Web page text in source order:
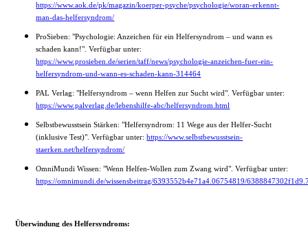
https://www.aok.de/pk/magazin/koerper-psyche/psychologie/woran-erkennt-
man-das-helfersyndrom/
ProSieben: "Psychologie: Anzeichen für ein Helfersyndrom – und wann es
schaden kann!". Verfügbar unter:
https://www.prosieben.de/serien/taff/news/psychologie-anzeichen-fuer-ein-
helfersyndrom-und-wann-es-schaden-kann-314464
PAL Verlag: "Helfersyndrom – wenn Helfen zur Sucht wird". Verfügbar unter:
https://www.palverlag.de/lebenshilfe-abc/helfersyndrom.html
Selbstbewusstsein Stärken: "Helfersyndrom: 11 Wege aus der Helfer-Sucht
(inklusive Test)". Verfügbar unter:https://www.selbstbewusstsein-
staerken.net/helfersyndrom/
OmniMundi Wissen: "Wenn Helfen-Wollen zum Zwang wird". Verfügbar unter:
https://omnimundi.de/wissensbeitrag/6393552b4e71a4.06754819/
Überwindung des Helfersyndroms: